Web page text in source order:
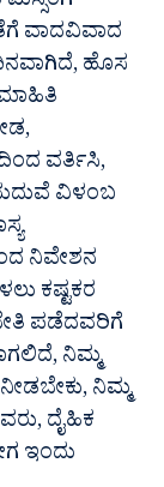
ವಾದವಿವಾದ
ಹೊಸ
ವರ್ತಿಸಿ,
ವಿಳಂಬ
ನಿವೇಶನ
ಕಷ್ಟಕರ
ಪಡೆದವರಿಗೆ
ನಿಮ್ಮ
ನಿಮ್ಮ
ದೈಹಿಕ
ಇಂದು